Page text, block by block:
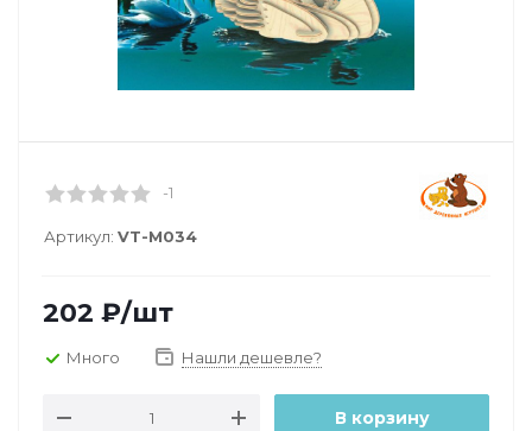
-1
Артикул: VT-М034
202 ₽/шт
Много Нашли дешевле?
В корзину